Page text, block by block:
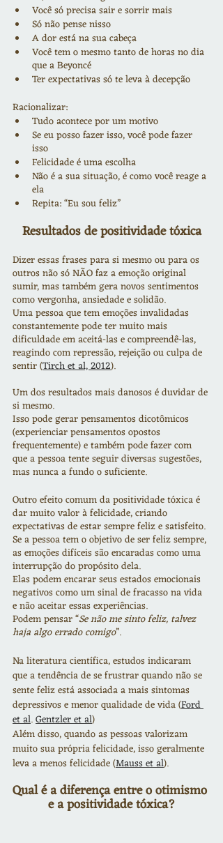
Você só precisa sair e sorrir mais
Só não pense nisso
A dor está na sua cabeça
Você tem o mesmo tanto de horas no dia
que a Beyoncé
Ter expectativas só te leva à decepção
Racionalizar:
Tudo acontece por um motivo
Se eu posso fazer isso, você pode fazer
isso
Felicidade é uma escolha
Não é a sua situação, é como você reage a
ela
Repita: “Eu sou feliz”
Resultados de positividade tóxica
Dizer essas frases para si mesmo ou para os
outros não só NÃO faz a emoção original
sumir, mas também gera novos sentimentos
como vergonha, ansiedade e solidão.
Uma pessoa que tem emoções invalidadas
constantemente pode ter muito mais
dificuldade em aceitá-las e compreendê-las,
reagindo com repressão, rejeição ou culpa de
sentir (Tirch et al, 2012).
Um dos resultados mais danosos é duvidar de
si mesmo.
Isso pode gerar pensamentos dicotômicos
(experienciar pensamentos opostos
frequentemente) e também pode fazer com
que a pessoa tente seguir diversas sugestões,
mas nunca a fundo o suficiente.
Outro efeito comum da positividade tóxica é
dar muito valor à felicidade, criando
expectativas de estar sempre feliz e satisfeito.
Se a pessoa tem o objetivo de ser feliz sempre,
as emoções difíceis são encaradas como uma
interrupção do propósito dela.
Elas podem encarar seus estados emocionais
negativos como um sinal de fracasso na vida
e não aceitar essas experiências.
Podem pensar “Se não me sinto feliz, talvez
haja algo errado comigo”.
Na literatura científica, estudos indicaram
que a tendência de se frustrar quando não se
sente feliz está associada a mais sintomas
depressivos e menor qualidade de vida (Ford
et al. Gentzler et al)
Além disso, quando as pessoas valorizam
muito sua própria felicidade, isso geralmente
leva a menos felicidade (Mauss et al).
Qual é a diferença entre o otimismo
e a positividade tóxica?